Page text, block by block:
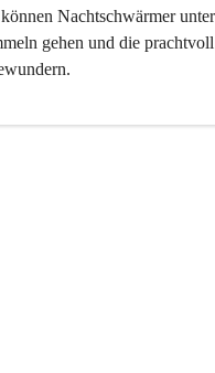
Nachtschwärmer
gehen und die
heute nicht mehr,